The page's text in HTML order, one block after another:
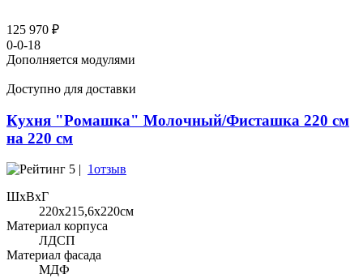
125 970 ₽
0-0-18
Дополняется модулями
Доступно для доставки
Кухня "Ромашка" Молочный/Фисташка 220 см
на 220 см
5 | 1отзыв
ШхВхГ
220x215,6х220см
Материал корпуса
ЛДСП
Материал фасада
МДФ